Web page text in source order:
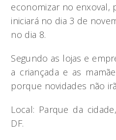
economizar no enxoval,
iniciará no dia 3 de
no dia 8.
Segundo as lojas e
a criançada e as
porque novidades não
Local: Parque da
DF.